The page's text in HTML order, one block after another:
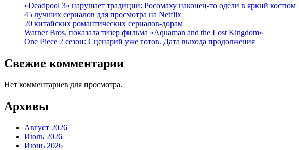
«Deadpool 3» нарушает традиции: Росомаху наконец-то одели в яркий костюм
45 лучших сериалов для просмотра на Netflix
20 китайских романтических сериалов-дорам
Warner Bros. показала тизер фильма «Aquaman and the Lost Kingdom»
One Piece 2 сезон: Сценарий уже готов. Дата выхода продолжения
Свежие комментарии
Нет комментариев для просмотра.
Архивы
Август 2026
Июль 2026
Июнь 2026